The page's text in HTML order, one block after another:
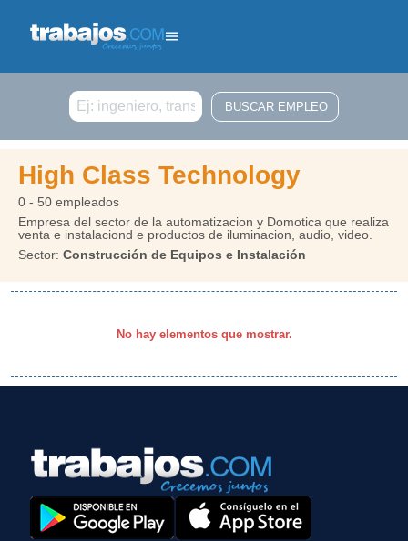
Buscar
High Class Technology
0 - 50 empleados
Empresa del sector de la automatizacion y Domotica que realiza
venta e instalaciond e productos de iluminacion, audio, video.
Sector: Construcción de Equipos e Instalación
No hay elementos que mostrar.